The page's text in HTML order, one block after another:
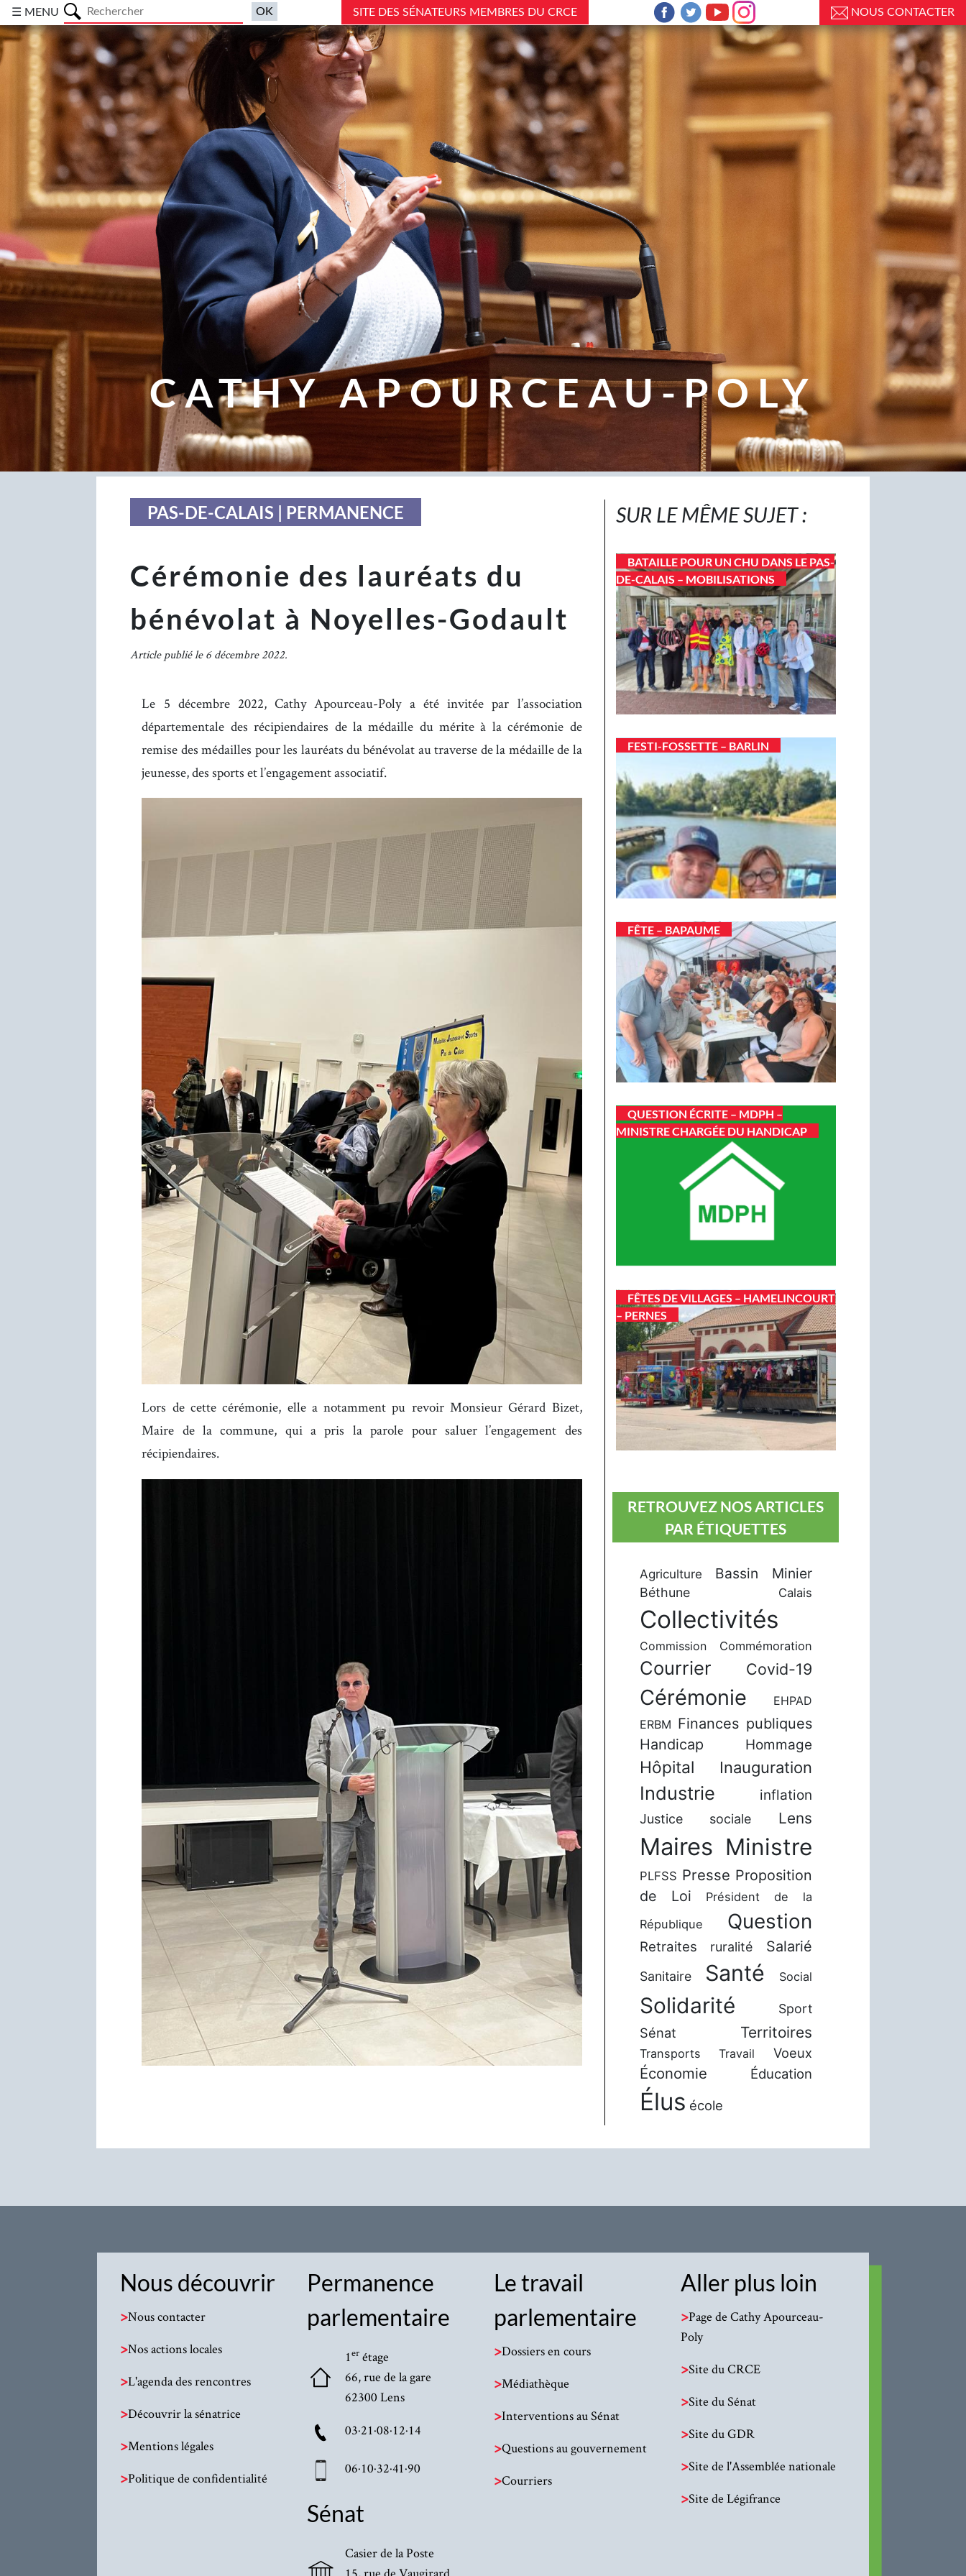
☰ MENU SITE DES SÉNATEURS MEMBRES DU CRCE NOUS CONTACTER
CATHY APOURCEAU-POLY
PAS-DE-CALAIS | PERMANENCE
Cérémonie des lauréats du
bénévolat à Noyelles-Godault
Article publié le 6 décembre 2022.
Le 5 décembre 2022, Cathy Apourceau-Poly a été invitée par l’association
départementale des récipiendaires de la médaille du mérite à la cérémonie de
remise des médailles pour les lauréats du bénévolat au traverse de la médaille de la
jeunesse, des sports et l’engagement associatif.
Lors de cette cérémonie, elle a notamment pu revoir Monsieur Gérard Bizet,
Maire de la commune, qui a pris la parole pour saluer l’engagement des
récipiendaires.
SUR LE MÊME SUJET :
BATAILLE POUR UN CHU DANS LE PAS-
DE-CALAIS – MOBILISATIONS
FESTI-FOSSETTE – BARLIN
FÊTE – BAPAUME
QUESTION ÉCRITE – MDPH –
MINISTRE CHARGÉE DU HANDICAP
FÊTES DE VILLAGES – HAMELINCOURT
– PERNES
RETROUVEZ NOS ARTICLES
PAR ÉTIQUETTES
Agriculture Bassin Minier
Béthune Calais
Collectivités
Commission Commémoration
Courrier Covid-19
Cérémonie
EHPAD
ERBM Finances publiques
Handicap
Hommage
Hôpital Inauguration
Industrie inflation
Justice sociale Lens
Maires Ministre
PLFSS Presse Proposition
de Loi
Président de la
République
Question
Retraites ruralité Salarié
Sanitaire Santé Social
Solidarité Sport
Sénat Territoires
Transports Travail Voeux
Économie Éducation
Élus école
Nous découvrir
>Nous contacter
>Nos actions locales
>L'agenda des rencontres
>Découvrir la sénatrice
>Mentions légales
>Politique de confidentialité
Permanence
parlementaire
1er étage
66, rue de la gare
62300 Lens
03·21·08·12·14
06·10·32·41·90
Sénat
Casier de la Poste
Le travail
parlementaire
>Dossiers en cours
>Médiathèque
>Interventions au Sénat
>Questions au gouvernement
>Courriers
Aller plus loin
>Page de Cathy Apourceau-
Poly
>Site du CRCE
>Site du Sénat
>Site du GDR
>Site de l'Assemblée nationale
>Site de Légifrance